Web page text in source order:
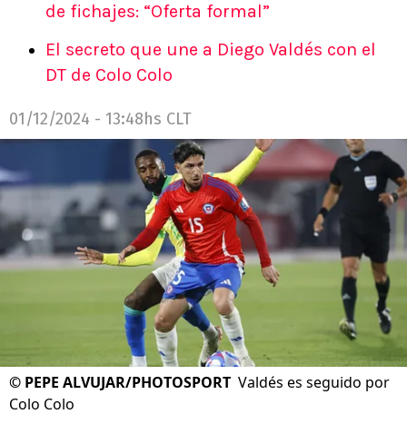
de fichajes: “Oferta formal”
El secreto que une a Diego Valdés con el
DT de Colo Colo
01/12/2024 - 13:48hs CLT
© PEPE ALVUJAR/PHOTOSPORT Valdés es seguido por
Colo Colo